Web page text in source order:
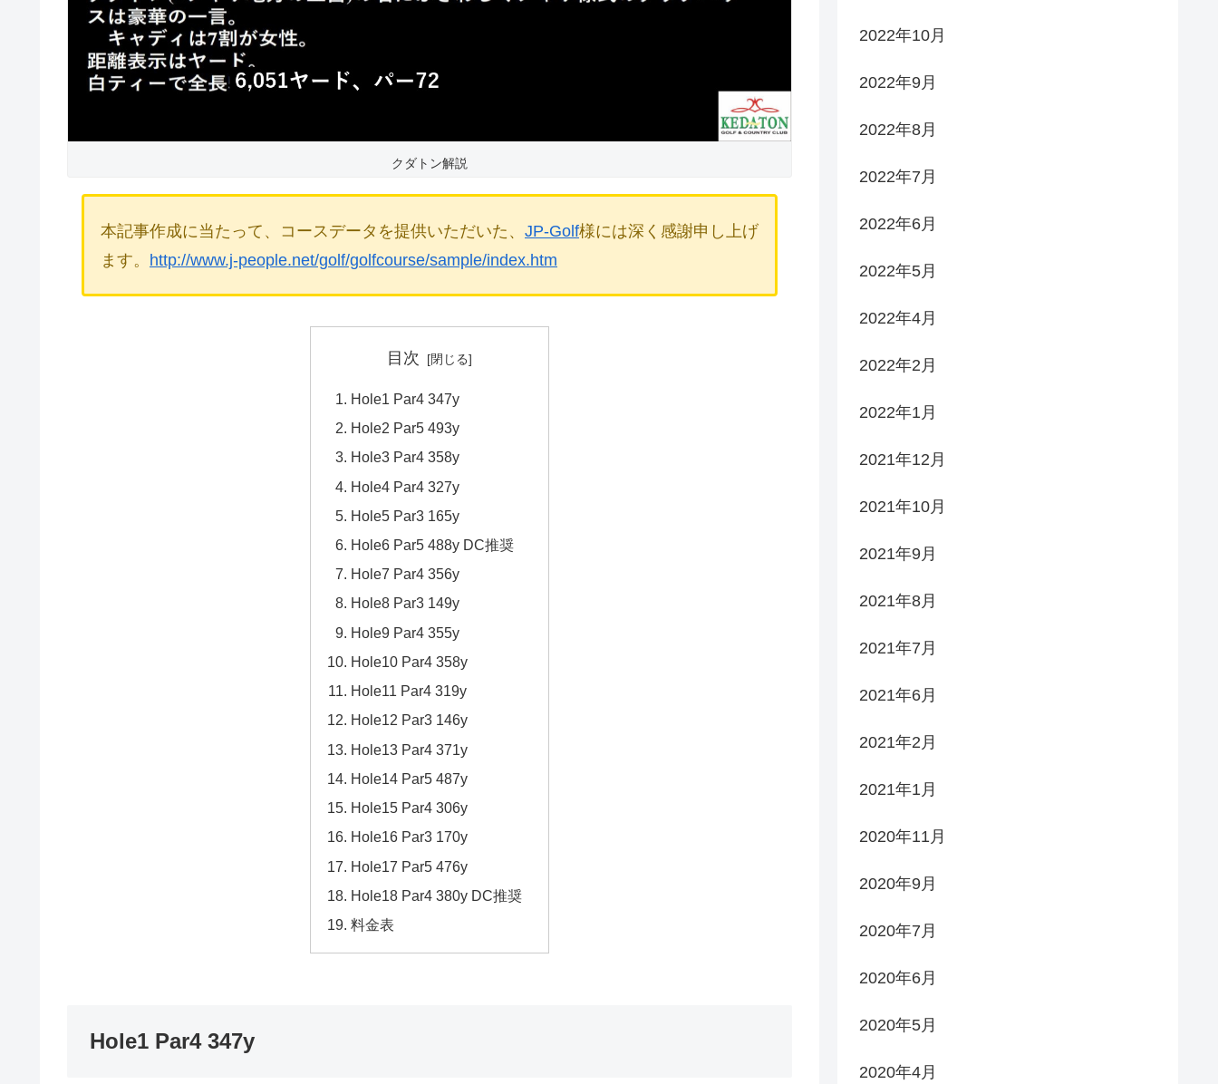
クダトン解説
本記事作成に当たって、コースデータを提供いただいた、 JP-Golf様には深く感謝申し上げ
ます。 http://www.j-people.net/golf/golfcourse/sample/index.htm
目次
Hole1 Par4 347y
Hole2 Par5 493y
Hole3 Par4 358y
Hole4 Par4 327y
Hole5 Par3 165y
Hole6 Par5 488y DC推奨
Hole7 Par4 356y
Hole8 Par3 149y
Hole9 Par4 355y
Hole10 Par4 358y
Hole11 Par4 319y
Hole12 Par3 146y
Hole13 Par4 371y
Hole14 Par5 487y
Hole15 Par4 306y
Hole16 Par3 170y
Hole17 Par5 476y
Hole18 Par4 380y DC推奨
料金表
Hole1 Par4 347y
2022年10月
2022年9月
2022年8月
2022年7月
2022年6月
2022年5月
2022年4月
2022年2月
2022年1月
2021年12月
2021年10月
2021年9月
2021年8月
2021年7月
2021年6月
2021年2月
2021年1月
2020年11月
2020年9月
2020年7月
2020年6月
2020年5月
2020年4月